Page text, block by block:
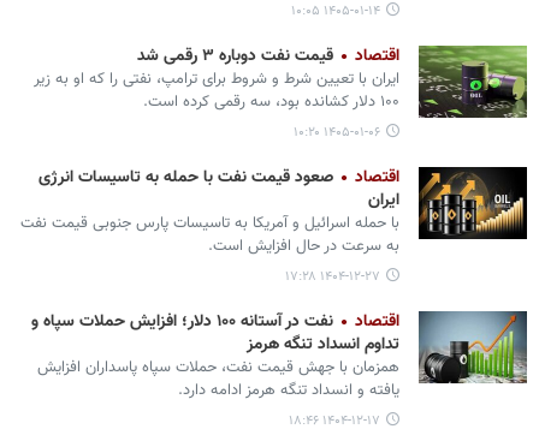
۱۴۰۵-۰۱-۱۴ ۱۰:۰۵
اقتصاد قیمت نفت دوباره ۳ رقمی شد
ایران با تعیین شرط و شروط برای ترامپ، نفتی را که او به زیر
۱۰۰ دلار کشانده بود، سه رقمی کرده است.
۱۴۰۵-۰۱-۰۶ ۱۰:۲۰
اقتصاد
صعود قیمت نفت با حمله به تاسیسات انرژی
ایران
با حمله اسرائیل و آمریکا به تاسیسات پارس جنوبی قیمت نفت
به سرعت در حال افزایش است.
۱۴۰۴-۱۲-۲۷ ۱۷:۲۸
اقتصاد
نفت در آستانه ۱۰۰ دلار؛ افزایش حملات سپاه و
تداوم انسداد تنگه هرمز
همزمان با جهش قیمت نفت، حملات سپاه پاسداران افزایش
یافته و انسداد تنگه هرمز ادامه دارد.
۱۴۰۴-۱۲-۱۷ ۱۸:۴۶